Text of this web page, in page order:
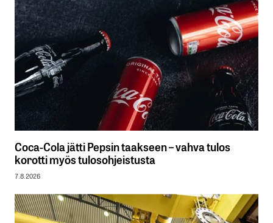
Coca-Cola jätti Pepsin taakseen – vahva tulos
korotti myös tulosohjeistusta
7.8.2026